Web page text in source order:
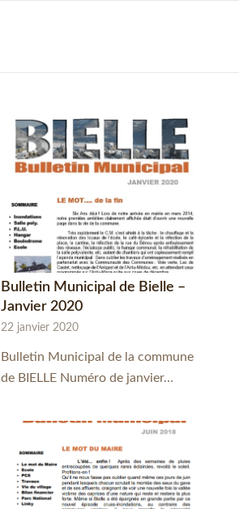
Bulletin Municipal de Bielle –
Janvier 2020
22 janvier 2020
Bulletin Municipal de la commune
de BIELLE Numéro de janvier…